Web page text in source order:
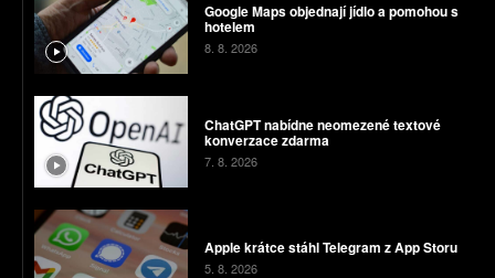
Google Maps objednají jídlo a pomohou s
hotelem
8. 8. 2026
ChatGPT nabídne neomezené textové
konverzace zdarma
7. 8. 2026
Apple krátce stáhl Telegram z App Storu
5. 8. 2026